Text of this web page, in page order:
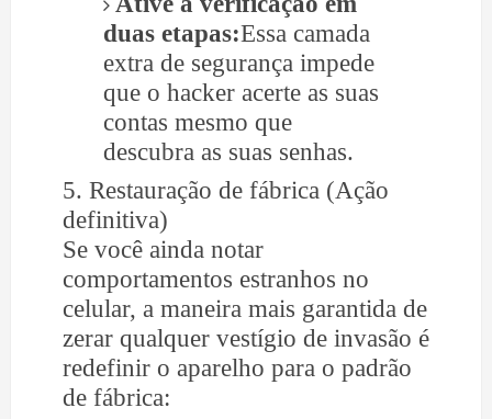
duas etapas:Essa camada
extra de segurança impede
que o hacker acerte as suas
contas mesmo que
descubra as suas senhas.
5. Restauração de fábrica (Ação
definitiva)
Se você ainda notar
comportamentos estranhos no
celular, a maneira mais garantida de
zerar qualquer vestígio de invasão é
redefinir o aparelho para o padrão
de fábrica: